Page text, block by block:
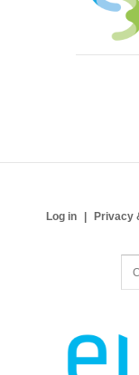
Log in Privacy
c